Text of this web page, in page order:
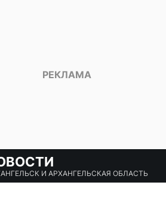
И АРХАНГЕЛЬСКАЯ ОБЛАСТЬ